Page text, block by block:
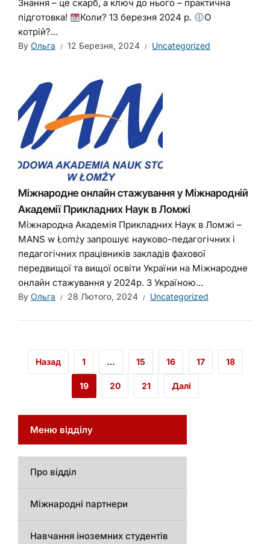
Знання – це скарб, а ключ до нього – практична
підготовка!
Коли? 13 березня 2024 р.
О
котрій?...
By Ольга 12 Березня, 2024 Uncategorized
Міжнародне онлайн стажування у Міжнародній
Академії Прикладних Наук в Ломжі
Міжнародна Академія Прикладних Наук в Ломжі –
MANS w Łomżу запрошує науково-педагогічних і
педагогічних працівників закладів фахової
передвищої та вищої освіти України на Міжнародне
онлайн стажування у 2024р. З Україною...
By Ольга 28 Лютого, 2024 Uncategorized
Назад 1 … 15 16 17 18
19 20 21 Далі
Меню відділу
Про відділ
Міжнародні партнери
Навчання іноземних студентів